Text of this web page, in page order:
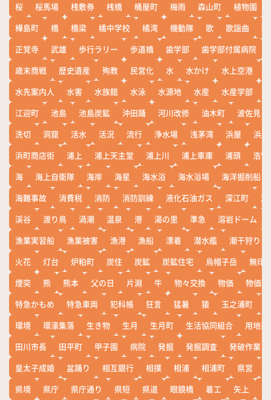
桜
桜馬場 桟敷券 桟橋 桶屋町 梅雨 森山町 植物園
樺島町
橋 橋梁 橘中学校 橘湾 機動隊 歌 歌謡曲
正覚寺
武雄 歩行ラリー 歩道橋 歯学部 歯学部付属病院
歳末商戦
歴史遺産 殉教 民営化 水 水かけ 水上空港
水先案内人
水害 水族館 水泳 水源地 水産 水産学部
江迎町
池島 池島炭鉱 沖田踊 河川改修 油木町
波佐見
洗切
洞窟 活水 活況 流行 浄水場 浅茅湾 浜屋
浜
浜町商店街
浦上 浦上天主堂 浦上川 浦上車庫 浦頭
浩宮
海
海上自衛隊 海岸 海星 海水浴 海水浴場
海洋掘削船
海難事故
消費税 消防 消防訓練 液化石油ガス 深江町
淵
渓谷
渡り鳥 渦潮 温泉 港 湯の里 準急 溶岩ドーム
漁業実習船
漁業被害 漁港 漁船 漂着 潜水艦
潮干狩り
火花
灯台 炉粕町 炭住 炭鉱 炭鉱住宅 烏帽子岳
無印
煙突
熊 熊本 父の日 片淵 牛 物々交換 物価
物価高
特急かもめ
特急車両 犯科帳 狂言 猛暑 猿 玉之浦町
環境
環濠集落 生き物 生月 生月町 生活協同組合
用地売
田川市長
田平町 甲子園 病院 発掘 発掘調査
発破作業
皇太子成婚
盆踊り 相互銀行 相撲 相浦 相浦町 県営
県境
県庁 県庁通り 県短 県道 眼鏡橋 着工 矢上